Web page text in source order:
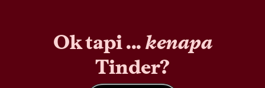
Ok tapi ...kenapa
Tinder?